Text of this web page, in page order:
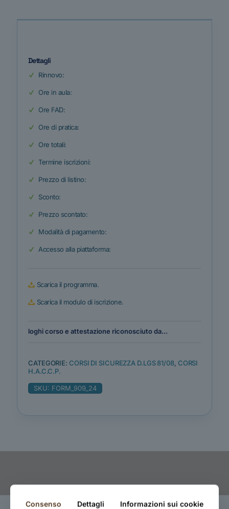
Dettagli
Rinnovo:
Ore in aula:
Ore FAD:
Ore di pratica:
Ore totali:
Termine iscrizioni:
Prezzo di listino:
Sconto:
Prezzo scontato:
Modalità di pagamento:
Accesso alla piattaforma:
Scarica il programma.
Scarica il modulo di iscrizione.
loghi corso e attestazione riconosciuto da...
CATEGORIE: CORSI DI SICUREZZA D.LGS 81/08, CORSI
H.A.C.C.P.
SKU: FORM_909_24
Consenso Dettagli Informazioni sui cookie